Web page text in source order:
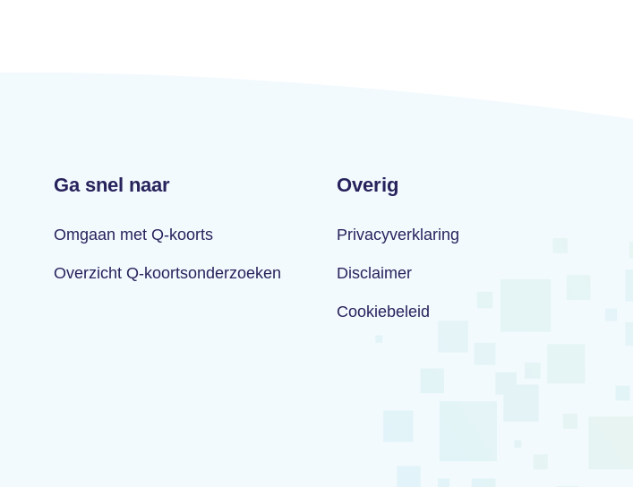
Ga snel naar
Omgaan met Q-koorts
Overzicht Q-koortsonderzoeken
Overig
Privacyverklaring
Disclaimer
Cookiebeleid